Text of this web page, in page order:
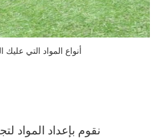
أنواع المواد التي عليك
نقوم بإعداد المواد